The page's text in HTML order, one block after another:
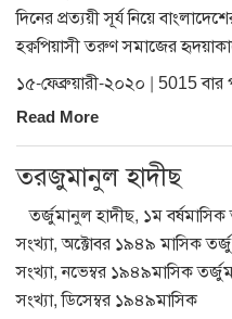
দিনের প্রত্যয়ী সূর্য নিয়ে
হক্বপিয়াসী তরুণ সমাজের
১৫-ফেব্রুয়ারী-২০২০ | 5015 বার
Read More
তরজুমানুল হাদীছ
তর্জুমানুল হাদীছ, ১ম
সংখ্যা, অক্টোবর ১৯৪৯ মাসিক
সংখ্যা, নভেম্বর ১৯৪৯মাসিক
সংখ্যা, ডিসেম্বর ১৯৪৯মাসিক